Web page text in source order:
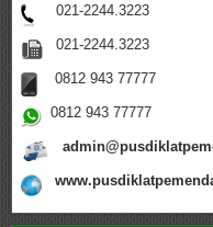
021-2244.3223
021-2244.3223
0812 943 77777
0812 943 77777